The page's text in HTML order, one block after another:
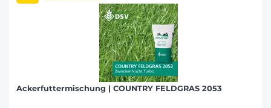
Ackerfuttermischung | COUNTRY FELDGRAS 2053